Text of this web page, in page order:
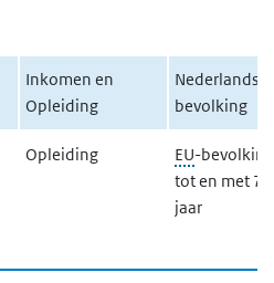
Inkomen en
Opleiding
Nederlandse
bevolking
Opleiding EU-
tot en met 74
jaar